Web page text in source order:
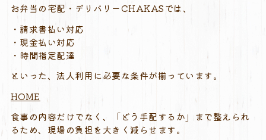
お弁当の宅配・デリバリーCHAKASでは、
・請求書払い対応
・現金払い対応
・時間指定配達
といった、法人利用に必要な条件が揃っています。
HOME
食事の内容だけでなく、「どう手配するか」まで整えられ
るため、現場の負担を大きく減らせます。